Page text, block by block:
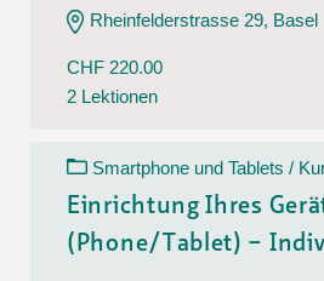
Rheinfelderstrasse 29, Basel
CHF 220.00
2 Lektionen
Smartphone und Tablets /
Einrichtung Ihres
(Phone/Tablet) –